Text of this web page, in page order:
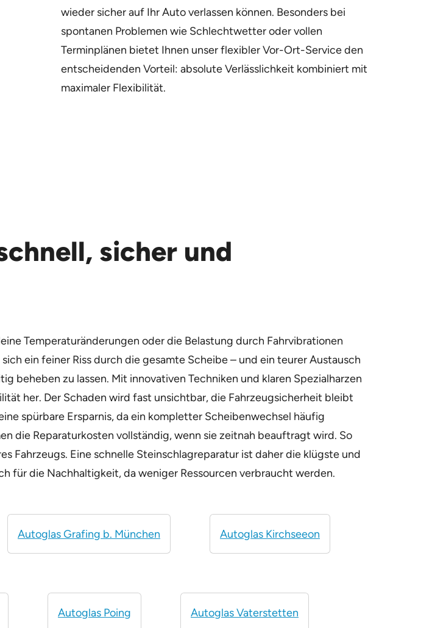
wieder sicher auf Ihr Auto verlassen können. Besonders bei
spontanen Problemen wie Schlechtwetter oder vollen
Terminplänen bietet Ihnen unser flexibler Vor-Ort-Service den
entscheidenden Vorteil: absolute Verlässlichkeit kombiniert mit
maximaler Flexibilität.
sicher und
Temperaturänderungen oder die Belastung durch Fahrvibrationen
ein feiner Riss durch die gesamte Scheibe – und ein teurer Austausch
beheben zu lassen. Mit innovativen Techniken und klaren Spezialharzen
her. Der Schaden wird fast unsichtbar, die Fahrzeugsicherheit bleibt
spürbare Ersparnis, da ein kompletter Scheibenwechsel häufig
die Reparaturkosten vollständig, wenn sie zeitnah beauftragt wird. So
Fahrzeugs. Eine schnelle Steinschlagreparatur ist daher die klügste und
für die Nachhaltigkeit, da weniger Ressourcen verbraucht werden.
Autoglas Grafing b. München Autoglas Kirchseeon
Autoglas Poing Autoglas Vaterstetten